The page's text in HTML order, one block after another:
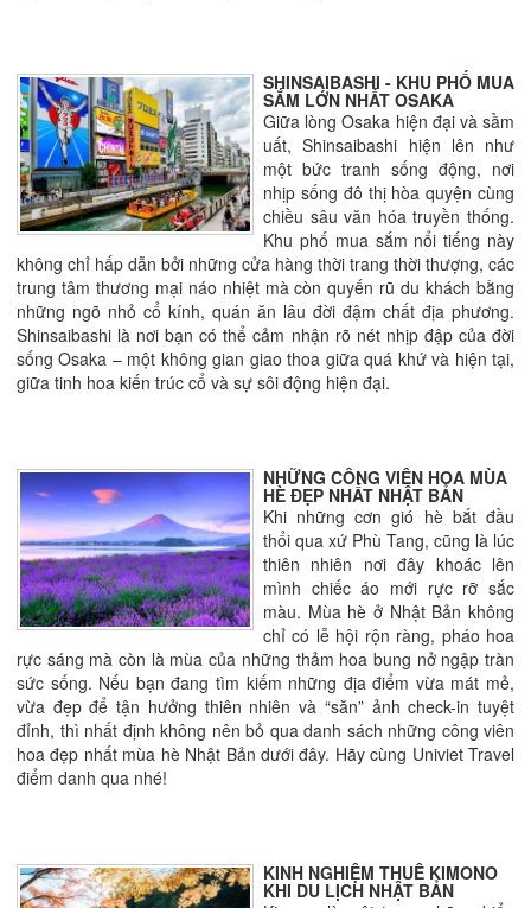
SHINSAIBASHI - KHU PHỐ MUA
SẮM LỚN NHẤT OSAKA
Giữa lòng Osaka hiện đại và sầm
uất, Shinsaibashi hiện lên như
một bức tranh sống động, nơi
nhịp sống đô thị hòa quyện cùng
chiều sâu văn hóa truyền thống.
Khu phố mua sắm nổi tiếng này
không chỉ hấp dẫn bởi những cửa hàng thời trang thời thượng, các
trung tâm thương mại náo nhiệt mà còn quyến rũ du khách bằng
những ngõ nhỏ cổ kính, quán ăn lâu đời đậm chất địa phương.
Shinsaibashi là nơi bạn có thể cảm nhận rõ nét nhịp đập của đời
sống Osaka – một không gian giao thoa giữa quá khứ và hiện tại,
giữa tinh hoa kiến trúc cổ và sự sôi động hiện đại.
NHỮNG CÔNG VIÊN HOA MÙA
HÈ ĐẸP NHẤT NHẬT BẢN
Khi những cơn gió hè bắt đầu
thổi qua xứ Phù Tang, cũng là lúc
thiên nhiên nơi đây khoác lên
mình chiếc áo mới rực rỡ sắc
màu. Mùa hè ở Nhật Bản không
chỉ có lễ hội rộn ràng, pháo hoa
rực sáng mà còn là mùa của những thảm hoa bung nở ngập tràn
sức sống. Nếu bạn đang tìm kiếm những địa điểm vừa mát mẻ,
vừa đẹp để tận hưởng thiên nhiên và “săn” ảnh check-in tuyệt
đỉnh, thì nhất định không nên bỏ qua danh sách những công viên
hoa đẹp nhất mùa hè Nhật Bản dưới đây. Hãy cùng Univiet Travel
điểm danh qua nhé!
KINH NGHIỆM THUÊ KIMONO
KHI DU LỊCH NHẬT BẢN